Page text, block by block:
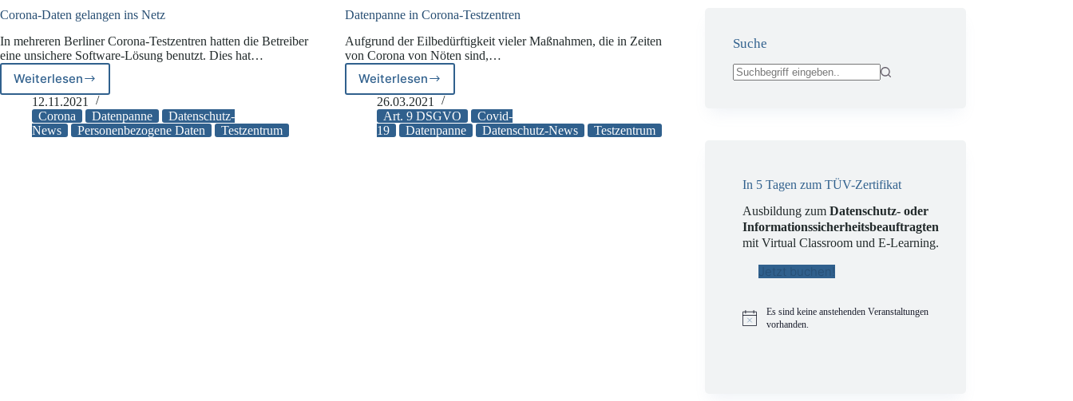
Corona-Daten gelangen ins Netz
In mehreren Berliner Corona-Testzentren hatten die Betreiber
eine unsichere Software-Lösung benutzt. Dies hat…
Weiterlesen
Corona-
Daten
gelangen
ins
12.11.2021
Corona
Datenpanne
Datenschutz-
News
Personenbezogene Daten Testzentrum
Datenpanne in Corona-Testzentren
Aufgrund der Eilbedürftigkeit vieler Maßnahmen, die in Zeiten
von Corona von Nöten sind,…
WeiterlesenDatenpanne
in
Corona-
Testzentren
26.03.2021
Art. 9 DSGVO
Covid-
19
Datenpanne Datenschutz-News Testzentrum
Suche
In 5 Tagen zum TÜV-Zertifikat
Ausbildung zumDatenschutz- oder
Informationssicherheitsbeauftragten
mit Virtual Classroom und E-Learning.
Jetzt buchen!
H
Es sind keine anstehenden Veranstaltungen
vorhanden.